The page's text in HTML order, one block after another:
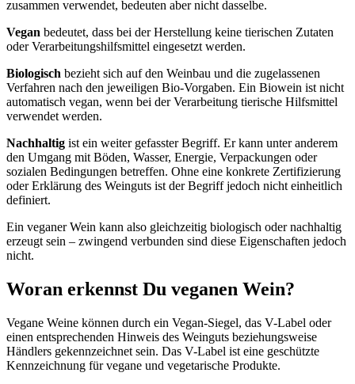
zusammen verwendet, bedeuten aber nicht dasselbe.
Vegan bedeutet, dass bei der Herstellung keine tierischen Zutaten
oder Verarbeitungshilfsmittel eingesetzt werden.
Biologisch bezieht sich auf den Weinbau und die zugelassenen
Verfahren nach den jeweiligen Bio-Vorgaben. Ein Biowein ist nicht
automatisch vegan, wenn bei der Verarbeitung tierische Hilfsmittel
verwendet werden.
Nachhaltig ist ein weiter gefasster Begriff. Er kann unter anderem
den Umgang mit Böden, Wasser, Energie, Verpackungen oder
sozialen Bedingungen betreffen. Ohne eine konkrete Zertifizierung
oder Erklärung des Weinguts ist der Begriff jedoch nicht einheitlich
definiert.
Ein veganer Wein kann also gleichzeitig biologisch oder nachhaltig
erzeugt sein – zwingend verbunden sind diese Eigenschaften jedoch
nicht.
Woran erkennst Du veganen Wein?
Vegane Weine können durch ein Vegan-Siegel, das V-Label oder
einen entsprechenden Hinweis des Weinguts beziehungsweise
Händlers gekennzeichnet sein. Das V-Label ist eine geschützte
Kennzeichnung für vegane und vegetarische Produkte.